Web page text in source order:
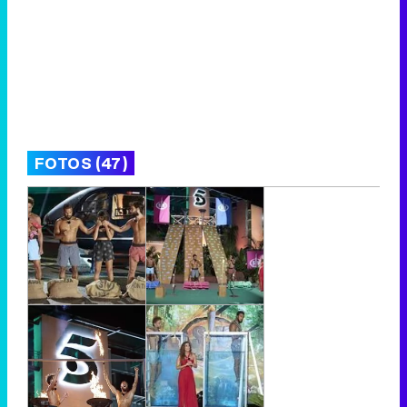
FOTOS (47)